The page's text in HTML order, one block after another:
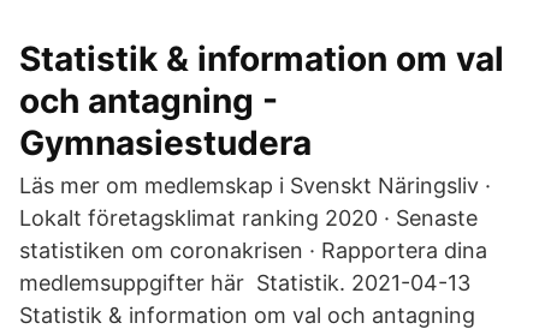
Statistik & information om val
och antagning -
Gymnasiestudera
Läs mer om medlemskap i Svenskt Näringsliv ·
Lokalt företagsklimat ranking 2020 · Senaste
statistiken om coronakrisen · Rapportera dina
medlemsuppgifter här Statistik. 2021-04-13
Statistik & information om val och antagning